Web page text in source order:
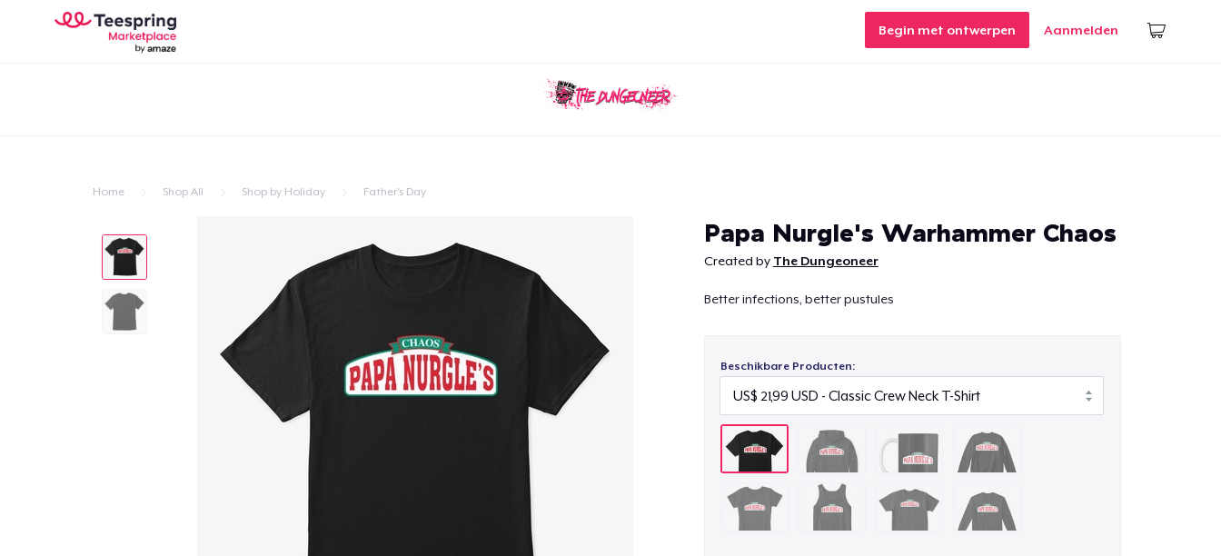
Begin met ontwerpen Aanmelden
Home Shop All Shop by Holiday Father's Day
Papa Nurgle's Warhammer Chaos
Created by The Dungeoneer
Better infections, better pustules
Beschikbare Producten: